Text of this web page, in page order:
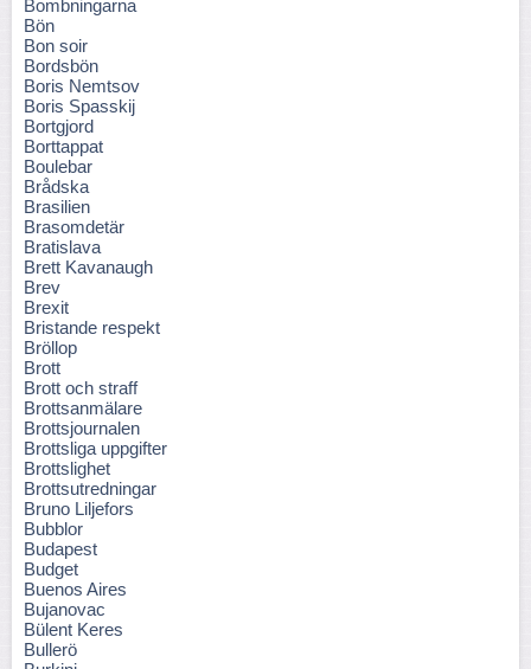
Bombningarna
Bön
Bon soir
Bordsbön
Boris Nemtsov
Boris Spasskij
Bortgjord
Borttappat
Boulebar
Brådska
Brasilien
Brasomdetär
Bratislava
Brett Kavanaugh
Brev
Brexit
Bristande respekt
Bröllop
Brott
Brott och straff
Brottsanmälare
Brottsjournalen
Brottsliga uppgifter
Brottslighet
Brottsutredningar
Bruno Liljefors
Bubblor
Budapest
Budget
Buenos Aires
Bujanovac
Bülent Keres
Bullerö